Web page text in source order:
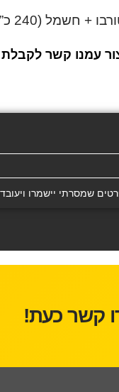
עמנו קשר
יישמרו ויעובדו בהתאם לחוק
קשר כעת!